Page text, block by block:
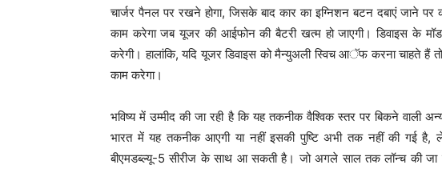
चार्जर पैनल पर रखने होगा, जिसके बाद कार का इग्निशन बटन दबाएं जाने पर
काम करेगा जब यूजर की आईफोन की बैटरी खत्म हो जाएगी। डिवाइस के
करेगी। हालांकि, यदि यूजर डिवाइस को मैन्युअली स्विच आॅफ करना चाहते हैं
काम करेगा।
भविष्य में उम्मीद की जा रही है कि यह तकनीक वैश्विक स्तर पर बिकने वाली
भारत में यह तकनीक आएगी या नहीं इसकी पुष्टि अभी तक नहीं की गई है,
बीएमडब्ल्यू-5 सीरीज के साथ आ सकती है। जो अगले साल तक लॉन्च की